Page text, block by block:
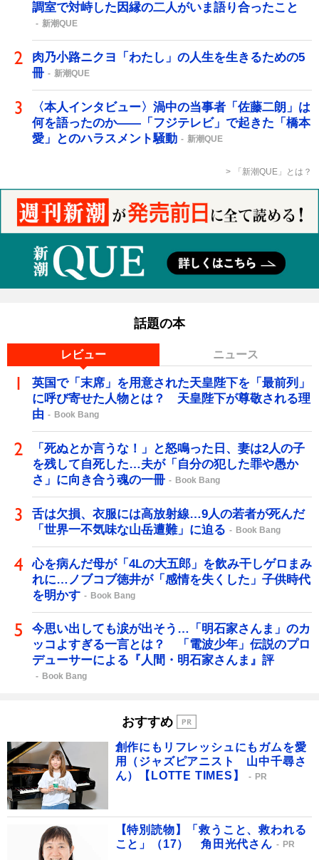
調室で対峙した因縁の二人がいま語り合ったこと
新潮QUE
肉乃小路ニクヨ「わたし」の人生を生きるための5
冊
新潮QUE
〈本人インタビュー〉渦中の当事者「佐藤二朗」は
何を語ったのか――「フジテレビ」で起きた「橋本
愛」とのハラスメント騒動
新潮QUE
「新潮QUE」とは？
話題の本
レビュー ニュース
英国で「末席」を用意された天皇陛下を「最前列」
に呼び寄せた人物とは？ 天皇陛下が尊敬される理
由
Book Bang
「死ぬとか言うな！」と怒鳴った日、妻は2人の子
を残して自死した…夫が「自分の犯した罪や愚か
さ」に向き合う魂の一冊
Book Bang
舌は欠損、衣服には高放射線…9人の若者が死んだ
「世界一不気味な山岳遭難」に迫る
Book Bang
心を病んだ母が「4Lの大五郎」を飲み干しゲロまみ
れに…ノブコブ徳井が「感情を失くした」子供時代
を明かす
Book Bang
今思い出しても涙が出そう…「明石家さんま」のカ
ッコよすぎる一言とは？ 「電波少年」伝説のプロ
デューサーによる『人間・明石家さんま』評
Book Bang
おすすめ
創作にもリフレッシュにもガムを愛
用（ジャズピアニスト 山中千尋さ
ん）【LOTTE TIMES】
PR
【特別読物】「救うこと、救われる
こと」（17） 角田光代さん
PR